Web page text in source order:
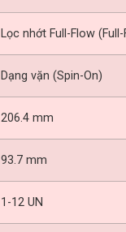
Lọc nhớt Full-Flow
Dạng vặn (Spin-On)
206.4 mm
93.7 mm
1-12 UN